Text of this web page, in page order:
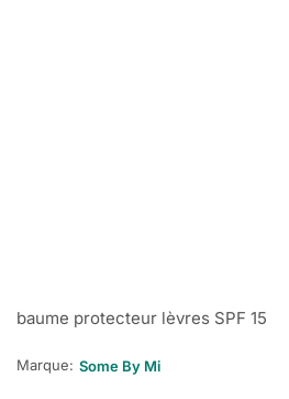
baume protecteur lèvres SPF 15
Marque: Some By Mi